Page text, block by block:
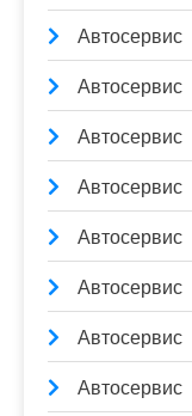
Автосервис
Автосервис
Автосервис
Автосервис
Автосервис
Автосервис
Автосервис
Автосервис